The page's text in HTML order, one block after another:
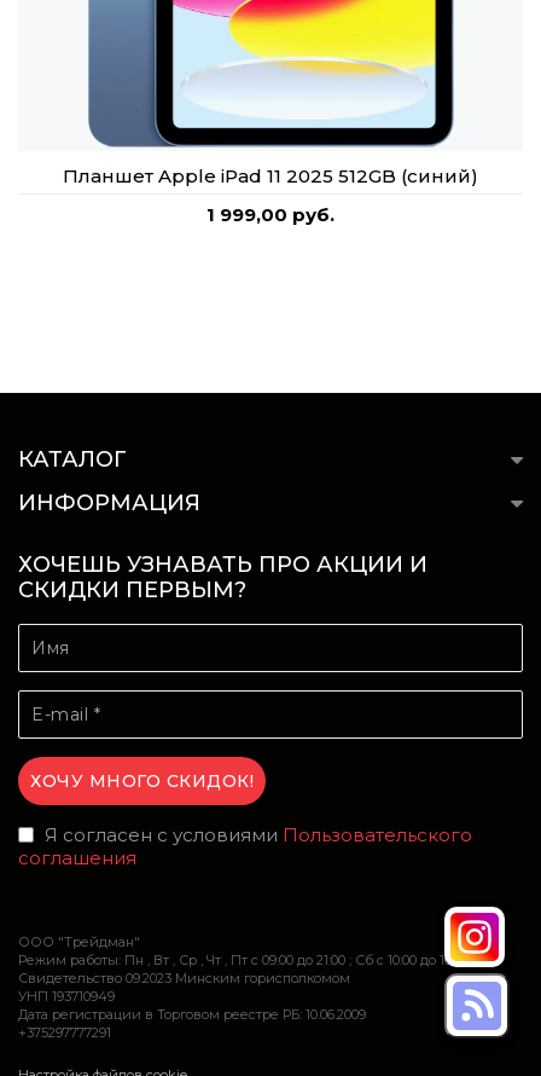
Планшет Apple iPad 11 2025 512GB (синий)
1 999,00 руб.
КАТАЛОГ
ИНФОРМАЦИЯ
ХОЧЕШЬ УЗНАВАТЬ ПРО АКЦИИ И
СКИДКИ ПЕРВЫМ?
Я согласен с условиями Пользовательского
соглашения
ООО "Трейдман"
Режим работы: Пн , Вт , Ср , Чт , Пт c 09:00 до 21:00 ; Сб c 10:00 до 16:00
Свидетельство 09.2023 Минским горисполкомом
УНП 193710949
Дата регистрации в Торговом реестре РБ: 10.06.2009
+375297777291